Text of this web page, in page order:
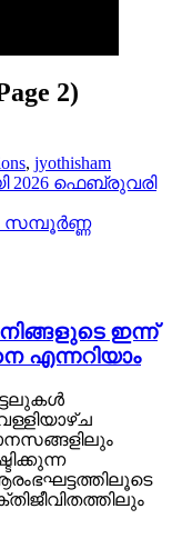
2)
, jyothisham
2026 ഫെബ്രുവരി
സമ്പൂർണ്ണ
ഇന്ന്‌
എന്നറിയാം